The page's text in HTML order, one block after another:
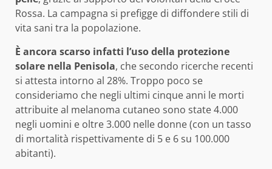
Rossa. La campagna si prefigge di diffondere stili di
vita sani tra la popolazione.
È ancora scarso infatti l’uso della protezione
solare nella Penisola, che secondo ricerche recenti
si attesta intorno al 28%. Troppo poco se
consideriamo che negli ultimi cinque anni le morti
attribuite al melanoma cutaneo sono state 4.000
negli uomini e oltre 3.000 nelle donne (con un tasso
di mortalità rispettivamente di 5 e 6 su 100.000
abitanti).